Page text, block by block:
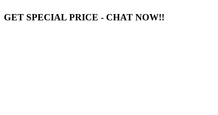
GET SPECIAL PRICE - CHAT NOW!!